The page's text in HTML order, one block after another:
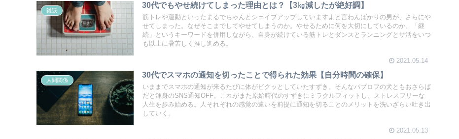
雑談
30代でもやせ続けてしまった理由とは？【3㎏減したが絶好調】
筋トレや運動といったまるでちゃんとシェイプアップしていますよと言わんばかりの男が、さらにや
せてしまった。なぜそこまでしてやせてしまうのか。やせるために何を大切にしているのか。「継
続」というキーワードを併用しながら、自身が続けている筋トレとダンスとランニングとサ活をいつ
も以上に暑苦しく推し進める。
2021.05.14
人間関係
30代でスマホの通知を切ったことで得られた効果【自分時間の確保】
いままでスマホの通知が来るたびに体がビクッとしていたすずき。そんなパブロフの犬ともおさらば
だと渾身のSNS通知OFF。これがまた原始時代のすずきにミラクルフィットし、ストレスフリーな
人生を歩み始める。人それぞれの感覚の違いを前提に通知を切ることのメリットを洗いざらい吐き出
していく。
2021.05.13